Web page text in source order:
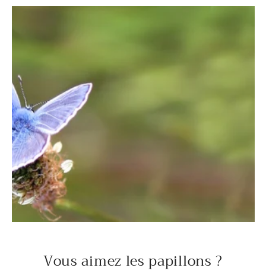
Vous aimez les papillons ?